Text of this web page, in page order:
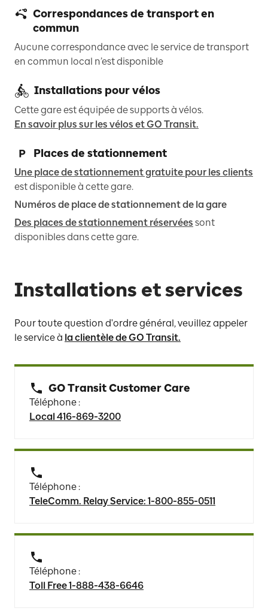
Correspondances de transport en
commun
Aucune correspondance avec le service de transport
en commun local n’est disponible
Installations pour vélos
Cette gare est équipée de supports à vélos.
En savoir plus sur les vélos et GO Transit.
Places de stationnement
Une place de stationnement gratuite pour les clients
est disponible à cette gare.
Numéros de place de stationnement de la gare
Des places de stationnement réservées sont
disponibles dans cette gare.
Installations et services
Pour toute question d'ordre général, veuillez appeler
le service à la clientèle de GO Transit.
GO Transit Customer Care
Téléphone :
Local 416-869-3200
Téléphone :
TeleComm. Relay Service: 1-800-855-0511
Téléphone :
Toll Free 1-888-438-6646